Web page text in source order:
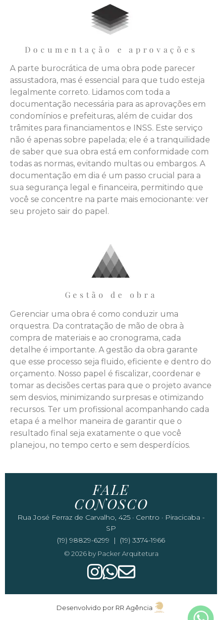
Documentação e aprovações
A parte burocrática de uma obra pode parecer
assustadora, mas é essencial para que tudo esteja
legalmente correto. Lidamos com toda a
documentação necessária para as aprovações em
condomínios e prefeituras, além de cuidar dos
trâmites para financiamentos e INSS. Este serviço
não é apenas sobre papelada; ele é a tranquilidade
de saber que sua obra está em conformidade com
todas as normas, evitando multas ou embargos. A
documentação em dia é um passo crucial para a
sua segurança legal e financeira, permitindo que
você se concentre na parte mais emocionante: ver
seu projeto sair do papel.
Gestão de obra
Gerenciar uma obra é como conduzir uma
orquestra. Da contratação de mão de obra à
compra de materiais e ao cronograma, cada
detalhe é importante. A gestão da obra garante
que esse processo seja fluido, eficiente e dentro do
orçamento. Nosso papel é fiscalizar, coordenar e
tomar as decisões certas para que o projeto avance
sem desvios, minimizando surpresas e otimizando
recursos. Ter um profissional acompanhando cada
etapa é a melhor maneira de garantir que o
resultado final seja exatamente o que você
planejou, no tempo certo e sem desperdícios.
FALE
CONOSCO
Rua José Ferraz de Carvalho, 425 · Centro · Piracicaba -
SP
(19) 98829-6299 | (19) 3374-1966
© 2026 by Packer Arquitetura
Desenvolvido por RR Agência